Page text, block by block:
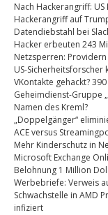
Nach Hackerangriff:
Hackerangriff auf
Datendiebstahl bei
Hacker erbeuten 243
Netzsperren:
US-Sicherheitsforscher
VKontakte gehackt?
Geheimdienst-Gruppe
Namen des Kreml?
„Doppelgänger“
ACE versus
Mehr Kinderschutz in
Microsoft Exchange
Belohnung 1 Million
Werbebriefe: Verweis
Schwachstelle in AMD
infiziert